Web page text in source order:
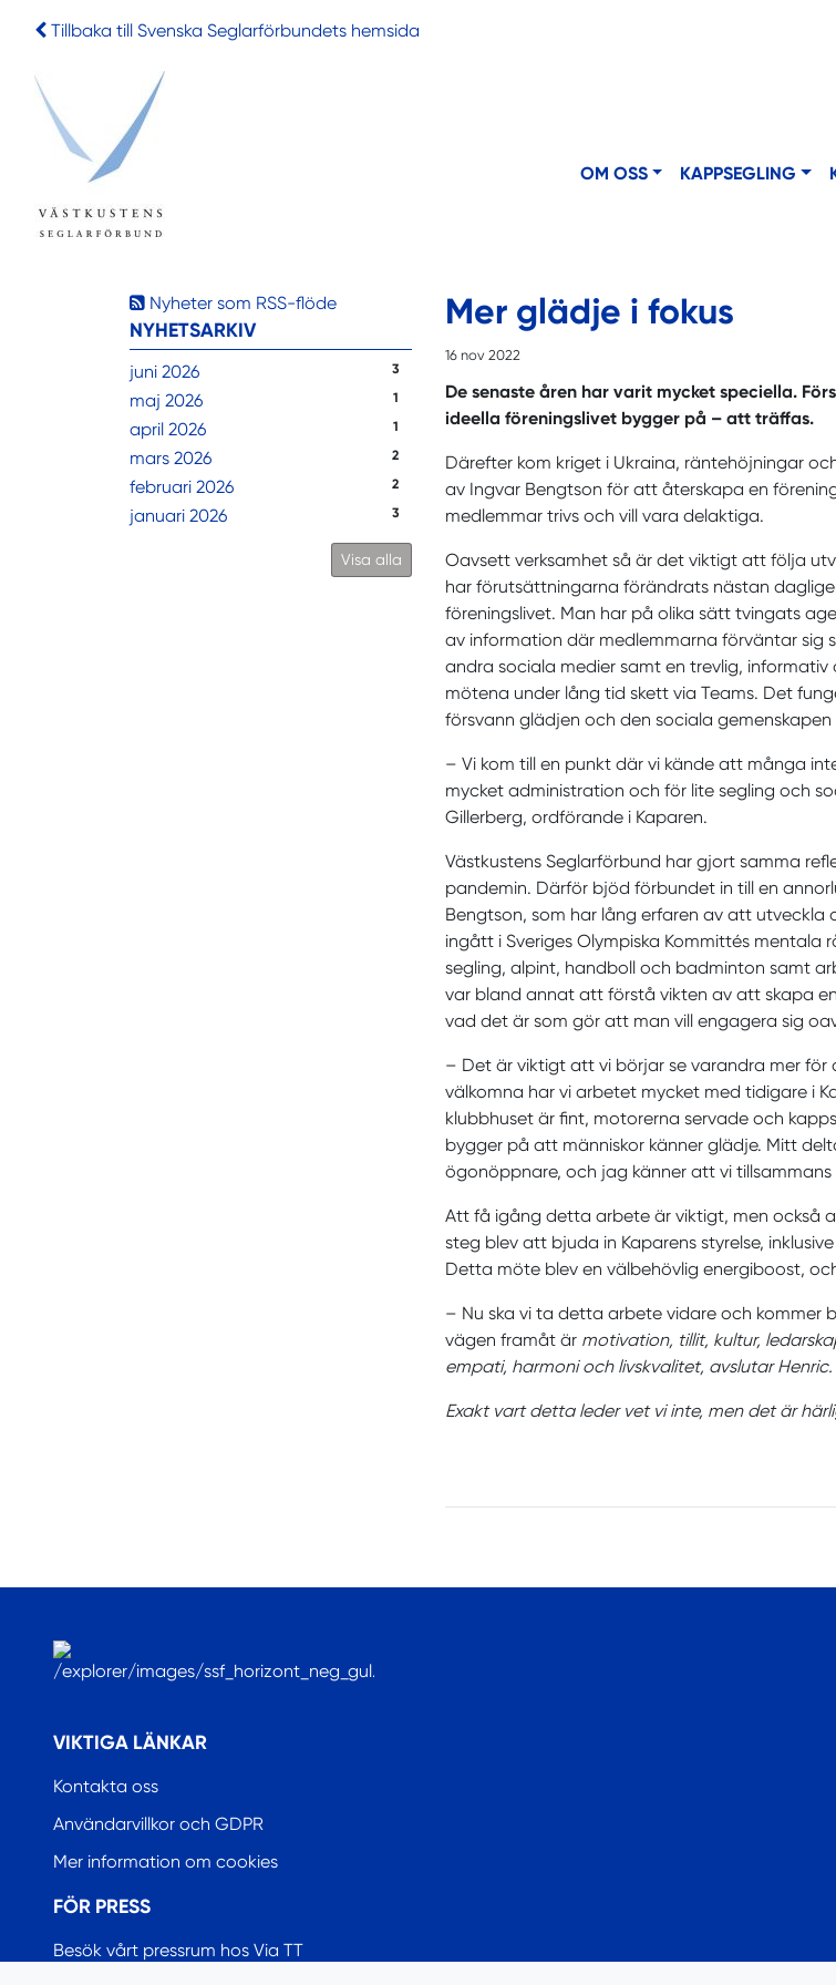
Tillbaka till Svenska Seglarförbundets hemsida
OM OSS KAPPSEGLING
Nyheter som RSS-flöde
NYHETSARKIV
juni 2026 3
maj 2026 1
april 2026 1
mars 2026 2
februari 2026 2
januari 2026 3
Visa alla
Mer glädje i fokus
16 nov 2022
De senaste åren har varit mycket speciella.
ideella föreningslivet bygger på – att träffas.
Därefter kom kriget i Ukraina, räntehöjningar
av Ingvar Bengtson för att återskapa en
medlemmar trivs och vill vara delaktiga.
Oavsett verksamhet så är det viktigt att följa
har förutsättningarna förändrats nästan
föreningslivet. Man har på olika sätt tvingats
av information där medlemmarna förväntar sig
andra sociala medier samt en trevlig,
mötena under lång tid skett via Teams. Det
försvann glädjen och den sociala
– Vi kom till en punkt där vi kände att många
mycket administration och för lite segling och
Gillerberg, ordförande i Kaparen.
Västkustens Seglarförbund har gjort samma
pandemin. Därför bjöd förbundet in till en
Bengtson, som har lång erfaren av att utveckla
ingått i Sveriges Olympiska Kommittés
segling, alpint, handboll och badminton samt
var bland annat att förstå vikten av att skapa
vad det är som gör att man vill engagera sig
– Det är viktigt att vi börjar se varandra mer för
välkomna har vi arbetet mycket med tidigare i
klubbhuset är fint, motorerna servade och
bygger på att människor känner glädje. Mitt
ögonöppnare, och jag känner att vi
Att få igång detta arbete är viktigt, men också
steg blev att bjuda in Kaparens styrelse,
Detta möte blev en välbehövlig energiboost,
– Nu ska vi ta detta arbete vidare och kommer
vägen framåt är motivation, tillit, kultur,
empati, harmoni och livskvalitet, avslutar Henric.
Exakt vart detta leder vet vi inte, men det är
VIKTIGA LÄNKAR
Kontakta oss
Användarvillkor och GDPR
Mer information om cookies
FÖR PRESS
Besök vårt pressrum hos Via TT